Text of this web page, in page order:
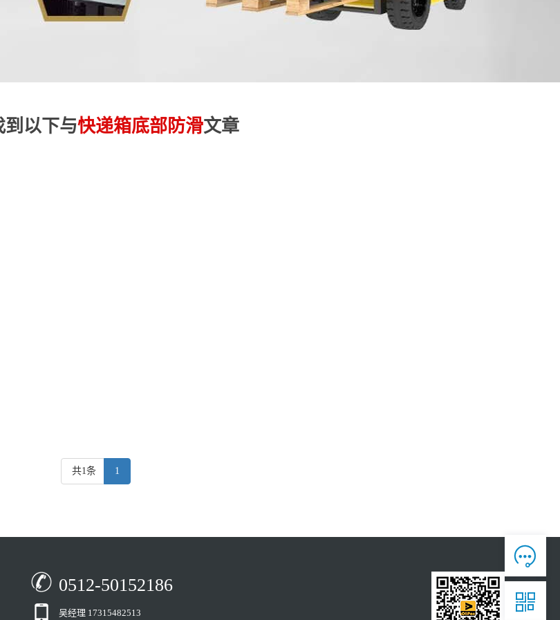
到以下与快递箱底部防滑文章
共1条 1
0512-50152186
吴经理 17315482513

7*24全时处理，为您真诚服务
